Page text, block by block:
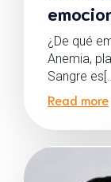
¿De qué
Anemia,
Sangre
Read more